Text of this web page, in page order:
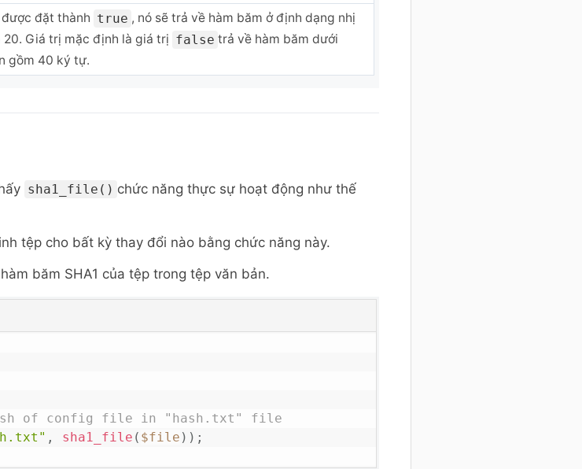
đặt thành true , nó sẽ trả về hàm băm ở định dạng nhị
Giá trị mặc định là giá trị false trả về hàm băm dưới
gồm 40 ký tự.
sha1_file() chức năng thực sự hoạt động như thế
tệp cho bất kỳ thay đổi nào bằng chức năng này.
băm SHA1 của tệp trong tệp văn bản.
of config file in "hash.txt" file
, sha1_file ( $file ) ) ;